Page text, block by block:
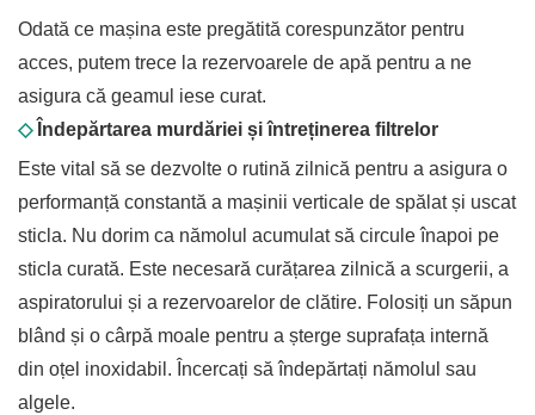
Odată ce mașina este pregătită corespunzător pentru
acces, putem trece la rezervoarele de apă pentru a ne
asigura că geamul iese curat.
◇Îndepărtarea murdăriei și întreținerea filtrelor
Este vital să se dezvolte o rutină zilnică pentru a asigura o
performanță constantă a mașinii verticale de spălat și uscat
sticla. Nu dorim ca nămolul acumulat să circule înapoi pe
sticla curată. Este necesară curățarea zilnică a scurgerii, a
aspiratorului și a rezervoarelor de clătire. Folosiți un săpun
blând și o cârpă moale pentru a șterge suprafața internă
din oțel inoxidabil. Încercați să îndepărtați nămolul sau
algele.